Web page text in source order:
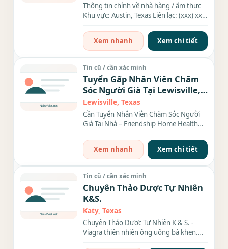
Thông tin chính về nhà hàng / ẩm thực
Khu vực: Austin, Texas Liên lạc: (xxx) xxx-
Xem nhanh
Xem chi tiết
Tin cũ / cần xác minh
Tuyển Gấp Nhân Viên Chăm
Sóc Người Già Tại Lewisville,
TX
Lewisville, Texas
Cần Tuyển Nhân Viên Chăm Sóc Người
Già Tại Nhà – Friendship Home Health
Xem nhanh
Xem chi tiết
Tin cũ / cần xác minh
Chuyên Thảo Dược Tự Nhiên
K&S.
Katy, Texas
Chuyên Thảo Dược Tự Nhiên K & S. -
Viagra thiên nhiên ông uống bà khen.